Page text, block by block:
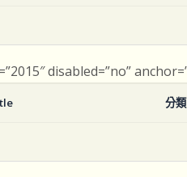
disabled=”no”
分類